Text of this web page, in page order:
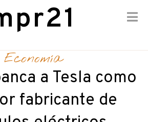
Economía
a Tesla como
fabricante de